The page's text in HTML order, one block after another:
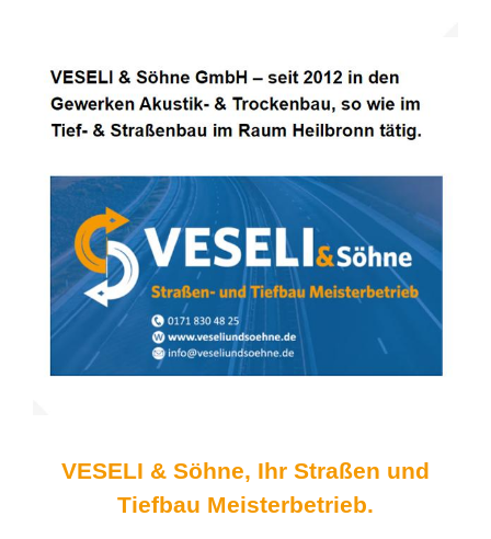
VESELI & Söhne, Ihr Straßen und
Tiefbau Meisterbetrieb.